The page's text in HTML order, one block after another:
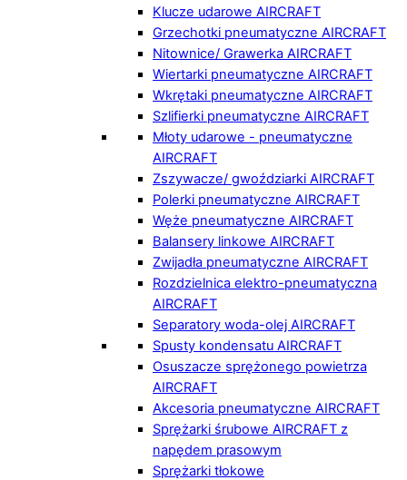
Klucze udarowe AIRCRAFT
Grzechotki pneumatyczne AIRCRAFT
Nitownice/ Grawerka AIRCRAFT
Wiertarki pneumatyczne AIRCRAFT
Wkrętaki pneumatyczne AIRCRAFT
Szlifierki pneumatyczne AIRCRAFT
Młoty udarowe - pneumatyczne
AIRCRAFT
Zszywacze/ gwoździarki AIRCRAFT
Polerki pneumatyczne AIRCRAFT
Węże pneumatyczne AIRCRAFT
Balansery linkowe AIRCRAFT
Zwijadła pneumatyczne AIRCRAFT
Rozdzielnica elektro-pneumatyczna
AIRCRAFT
Separatory woda-olej AIRCRAFT
Spusty kondensatu AIRCRAFT
Osuszacze sprężonego powietrza
AIRCRAFT
Akcesoria pneumatyczne AIRCRAFT
Sprężarki śrubowe AIRCRAFT z
napędem prasowym
Sprężarki tłokowe